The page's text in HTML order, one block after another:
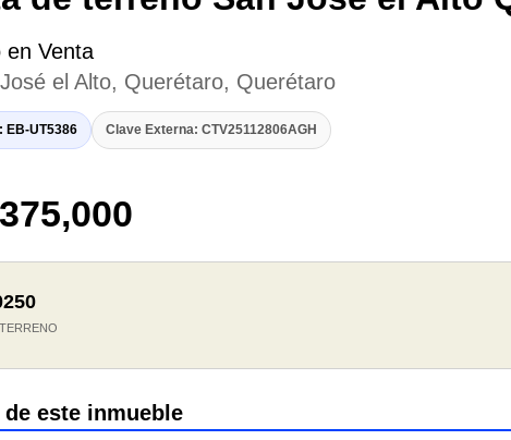
en Venta
el Alto, Querétaro, Querétaro
EB-UT5386 Clave Externa: CTV25112806AGH
de este inmueble